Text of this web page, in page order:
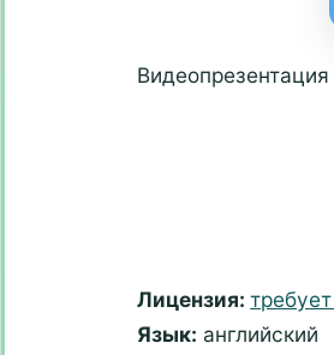
Лицензия:
Язык: английский